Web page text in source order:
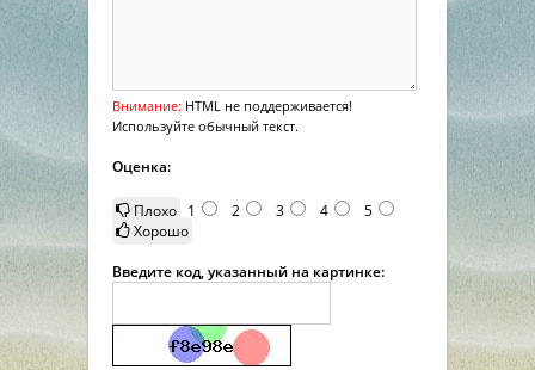
Внимание: HTML не поддерживается!
Используйте обычный текст.
Оценка:
Плохо 1 2 3 4
5
Хорошо
Введите код, указанный на картинке: